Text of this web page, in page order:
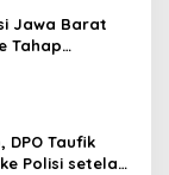
Jawa Barat
Tahap
DPO Taufik
Polisi setelah